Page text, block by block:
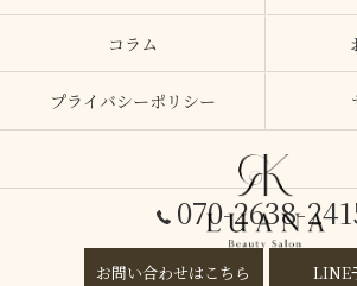
070-2638-
お問い合わせはこちら LINE
コラム
プライバシーポリシー